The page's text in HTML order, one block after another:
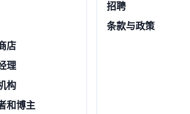
店
理
构
和博主
招聘
条款与政策